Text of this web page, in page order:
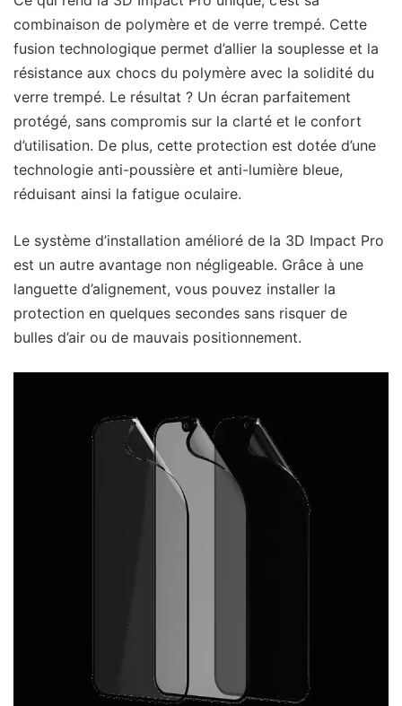
combinaison de polymère et de verre trempé. Cette
fusion technologique permet d’allier la souplesse et la
résistance aux chocs du polymère avec la solidité du
verre trempé. Le résultat ? Un écran parfaitement
protégé, sans compromis sur la clarté et le confort
d’utilisation. De plus, cette protection est dotée d’une
technologie anti-poussière et anti-lumière bleue,
réduisant ainsi la fatigue oculaire.
Le système d’installation amélioré de la 3D Impact Pro
est un autre avantage non négligeable. Grâce à une
languette d’alignement, vous pouvez installer la
protection en quelques secondes sans risquer de
bulles d’air ou de mauvais positionnement.